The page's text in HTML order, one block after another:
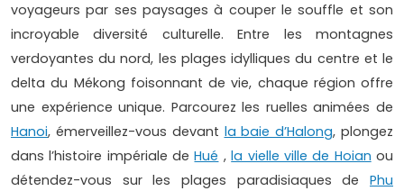
voyageurs par ses paysages à couper le souffle et son
incroyable diversité culturelle. Entre les montagnes
verdoyantes du nord, les plages idylliques du centre et le
delta du Mékong foisonnant de vie, chaque région offre
une expérience unique. Parcourez les ruelles animées de
Hanoi, émerveillez-vous devant la baie d’Halong, plongez
dans l’histoire impériale deHué ,la vielle ville de Hoian ou
détendez-vous sur les plages paradisiaques de Phu